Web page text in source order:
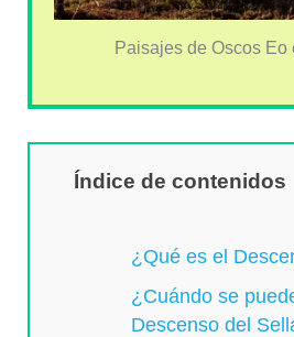
Paisajes de Oscos Eo
Índice de contenidos
¿Qué es el
¿Cuándo se
Descenso del